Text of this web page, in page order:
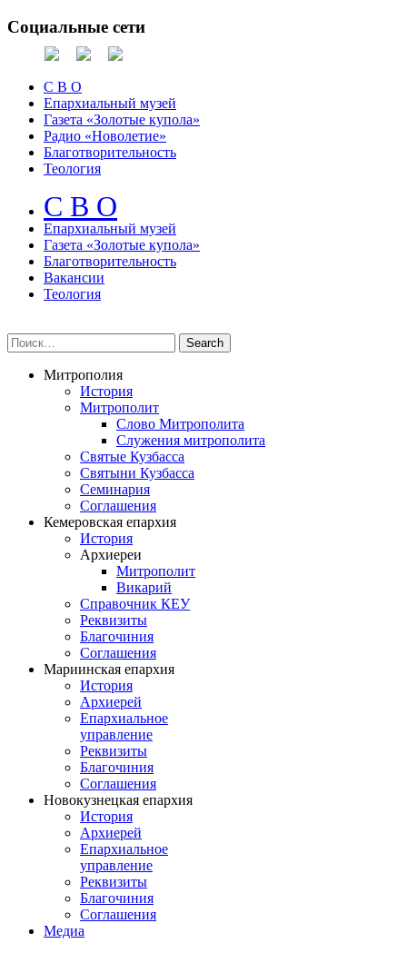
Социальные сети
С В О
Епархиальный музей
Газета «Золотые купола»
Радио «Новолетие»
Благотворительность
Теология
С В О
Епархиальный музeй
Газета «Золотые купола»
Благотворительность
Вакансии
Теология
Митрополия
История
Митрополит
Слово Митрополита
Служения митрополита
Святые Кузбасса
Святыни Кузбасса
Семинария
Соглашения
Кемеровская епархия
История
Архиереи
Митрополит
Викарий
Справочник КЕУ
Реквизиты
Благочиния
Соглашения
Мариинская епархия
История
Архиерей
Епархиальное
управление
Реквизиты
Благочиния
Соглашения
Новокузнецкая епархия
История
Архиерей
Епархиальное
управление
Реквизиты
Благочиния
Соглашения
Медиа